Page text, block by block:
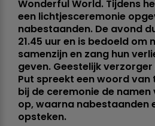
Wonderful World. Tijdens
een lichtjesceremonie
nabestaanden. De avond
21.45 uur en is bedoeld
samenzijn en zang hun
geven. Geestelijk
Put spreekt een woord
bij de ceremonie de
op, waarna nabestaanden
opsteken.